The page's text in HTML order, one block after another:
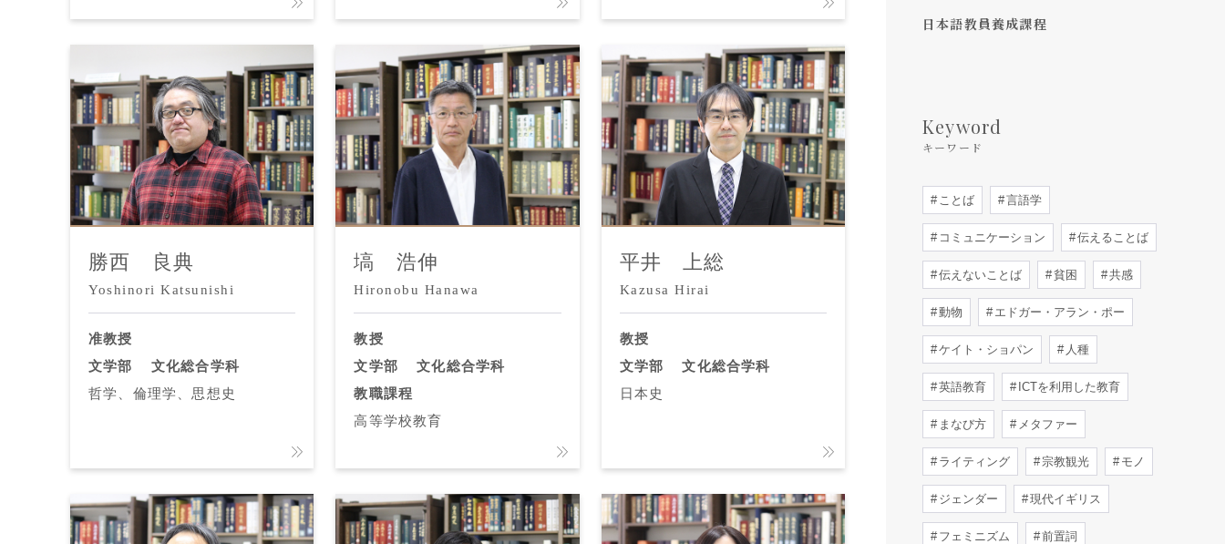
勝西 良典
Yoshinori Katsunishi
准教授
文学部
文化総合学科
哲学、倫理学、思想史
塙 浩伸
Hironobu Hanawa
教授
文学部
文化総合学科
教職課程
高等学校教育
平井 上総
Kazusa Hirai
教授
文学部
文化総合学科
日本史
日本語教員養成課程
Keyword
キーワード
ことば 言語学
コミュニケーション 伝えることば
伝えないことば 貧困 共感
動物 エドガー・アラン・ポー
ケイト・ショパン 人種
英語教育 ICTを利用した教育
まなび方 メタファー
ライティング 宗教観光 モノ
ジェンダー 現代イギリス
フェミニズム 前置詞